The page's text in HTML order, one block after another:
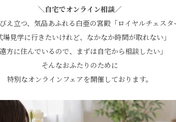
＼自宅でオンライン相談／
え立つ、気品あふれる白亜の宮殿「ロイヤルチェスタ
場見学に行きたいけれど、なかなか時間が取れない」
遠方に住んでいるので、まずは自宅から相談したい」
そんなおふたりのために
特別なオンラインフェアを開催しております。